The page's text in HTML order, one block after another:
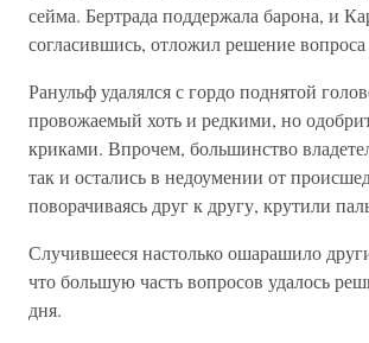
сейма. Бертрада поддержала барона, и
согласившись, отложил решение вопроса
Ранульф удалялся с гордо поднятой
провожаемый хоть и редкими, но
криками. Впрочем, большинство
так и остались в недоумении от
поворачиваясь друг к другу, крутили
Случившееся настолько ошарашило
что большую часть вопросов удалось
дня.